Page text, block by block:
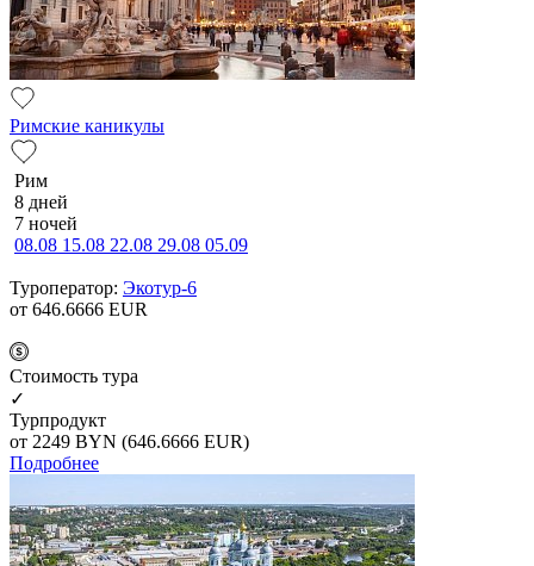
Римские каникулы
Рим
8 дней
7 ночей
08.08 15.08 22.08 29.08 05.09
Туроператор: Экотур-6
от 646.6666 EUR
Cтоимость тура
✓
Турпродукт
от 2249 BYN (646.6666 EUR)
Подробнее